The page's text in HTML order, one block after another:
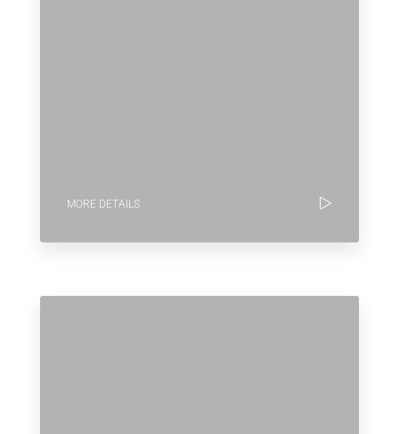
MORE DETAILS